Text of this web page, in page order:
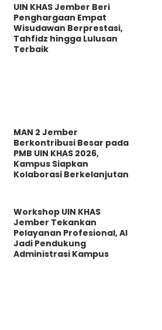
UIN KHAS Jember Beri
Penghargaan Empat
Wisudawan Berprestasi,
Tahfidz hingga Lulusan
Terbaik
MAN 2 Jember
Berkontribusi Besar pada
PMB UIN KHAS 2026,
Kampus Siapkan
Kolaborasi Berkelanjutan
Workshop UIN KHAS
Jember Tekankan
Pelayanan Profesional, AI
Jadi Pendukung
Administrasi Kampus